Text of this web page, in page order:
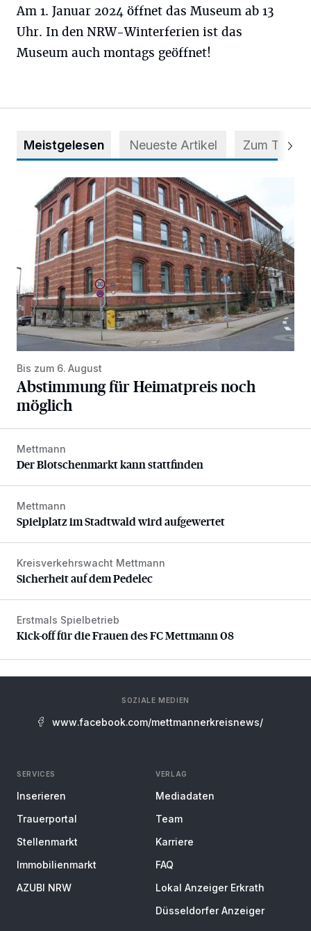
Am 1. Januar 2024 öffnet das Museum ab 13
Uhr. In den NRW-Winterferien ist das
Museum auch montags geöffnet!
Meistgelesen Neueste Artikel Zum Thema
Abstimmung für Heimatpreis noch möglich
Bis zum 6. August
Abstimmung für Heimatpreis noch
möglich
Der Blotschenmarkt kann stattfinden
Mettmann
Der Blotschenmarkt kann stattfinden
Spielplatz im Stadtwald wird aufgewertet
Mettmann
Spielplatz im Stadtwald wird aufgewertet
Sicherheit auf dem Pedelec
Kreisverkehrswacht Mettmann
Sicherheit auf dem Pedelec
Kick-off für die Frauen des FC Mettmann 08
Erstmals Spielbetrieb
Kick-off für die Frauen des FC Mettmann 08
SOZIALE MEDIEN
www.facebook.com/mettmannerkreisnews/
SERVICES
Inserieren
Trauerportal
Stellenmarkt
Immobilienmarkt
AZUBI NRW
VERLAG
Mediadaten
Team
Karriere
FAQ
Lokal Anzeiger Erkrath
Düsseldorfer Anzeiger